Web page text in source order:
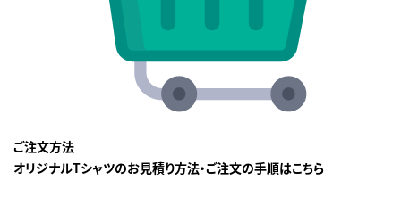
ご注文方法
オリジナルTシャツのお見積り方法・ご注文の手順はこちら